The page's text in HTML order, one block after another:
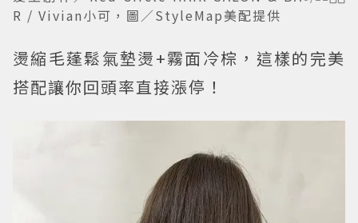
R / Vivian小可，圖／StyleMap美配提供
燙縮毛蓬鬆氣墊燙+霧面冷棕，這樣的完美
搭配讓你回頭率直接漲停！